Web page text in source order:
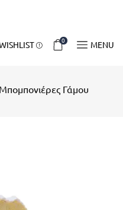
0 MENU
Μπομπονιέρες Γάμου